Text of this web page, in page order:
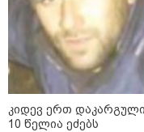
კიდევ ერთ
10 წელია ეძებს